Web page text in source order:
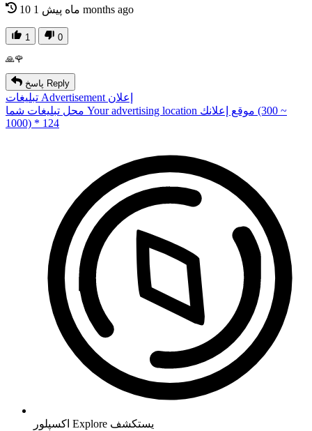
10 ماه پیش 1 months ago
1 0
🙏🌹
پاسخ Reply
تبلیغات Advertisement إعلان
محل تبلیغات شما Your advertising location موقع إعلانك (300 ~
1000) * 124
اکسپلور Explore يستكشف